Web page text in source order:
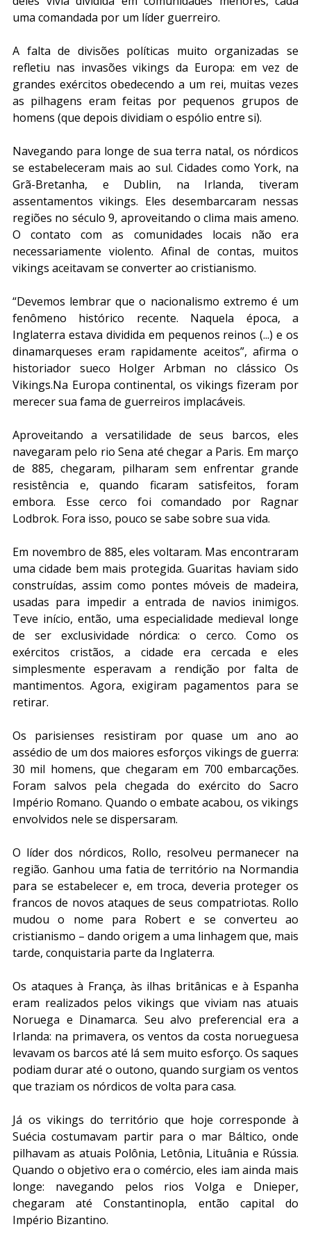
uma comandada por um líder guerreiro.
A falta de divisões políticas muito organizadas se
refletiu nas invasões vikings da Europa: em vez de
grandes exércitos obedecendo a um rei, muitas vezes
as pilhagens eram feitas por pequenos grupos de
homens (que depois dividiam o espólio entre si).
Navegando para longe de sua terra natal, os nórdicos
se estabeleceram mais ao sul. Cidades como York, na
Grã-Bretanha, e Dublin, na Irlanda, tiveram
assentamentos vikings. Eles desembarcaram nessas
regiões no século 9, aproveitando o clima mais ameno.
O contato com as comunidades locais não era
necessariamente violento. Afinal de contas, muitos
vikings aceitavam se converter ao cristianismo.
“Devemos lembrar que o nacionalismo extremo é um
fenômeno histórico recente. Naquela época, a
Inglaterra estava dividida em pequenos reinos (...) e os
dinamarqueses eram rapidamente aceitos”, afirma o
historiador sueco Holger Arbman no clássico Os
Vikings.Na Europa continental, os vikings fizeram por
merecer sua fama de guerreiros implacáveis.
Aproveitando a versatilidade de seus barcos, eles
navegaram pelo rio Sena até chegar a Paris. Em março
de 885, chegaram, pilharam sem enfrentar grande
resistência e, quando ficaram satisfeitos, foram
embora. Esse cerco foi comandado por Ragnar
Lodbrok. Fora isso, pouco se sabe sobre sua vida.
Em novembro de 885, eles voltaram. Mas encontraram
uma cidade bem mais protegida. Guaritas haviam sido
construídas, assim como pontes móveis de madeira,
usadas para impedir a entrada de navios inimigos.
Teve início, então, uma especialidade medieval longe
de ser exclusividade nórdica: o cerco. Como os
exércitos cristãos, a cidade era cercada e eles
simplesmente esperavam a rendição por falta de
mantimentos. Agora, exigiram pagamentos para se
retirar.
Os parisienses resistiram por quase um ano ao
assédio de um dos maiores esforços vikings de guerra:
30 mil homens, que chegaram em 700 embarcações.
Foram salvos pela chegada do exército do Sacro
Império Romano. Quando o embate acabou, os vikings
envolvidos nele se dispersaram.
O líder dos nórdicos, Rollo, resolveu permanecer na
região. Ganhou uma fatia de território na Normandia
para se estabelecer e, em troca, deveria proteger os
francos de novos ataques de seus compatriotas. Rollo
mudou o nome para Robert e se converteu ao
cristianismo – dando origem a uma linhagem que, mais
tarde, conquistaria parte da Inglaterra.
Os ataques à França, às ilhas britânicas e à Espanha
eram realizados pelos vikings que viviam nas atuais
Noruega e Dinamarca. Seu alvo preferencial era a
Irlanda: na primavera, os ventos da costa norueguesa
levavam os barcos até lá sem muito esforço. Os saques
podiam durar até o outono, quando surgiam os ventos
que traziam os nórdicos de volta para casa.
Já os vikings do território que hoje corresponde à
Suécia costumavam partir para o mar Báltico, onde
pilhavam as atuais Polônia, Letônia, Lituânia e Rússia.
Quando o objetivo era o comércio, eles iam ainda mais
longe: navegando pelos rios Volga e Dnieper,
chegaram até Constantinopla, então capital do
Império Bizantino.